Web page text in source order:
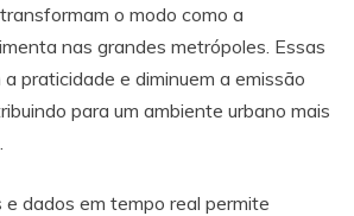
o modo como a
nas grandes metrópoles. Essas
praticidade e diminuem a emissão
para um ambiente urbano mais
e dados em tempo real permite